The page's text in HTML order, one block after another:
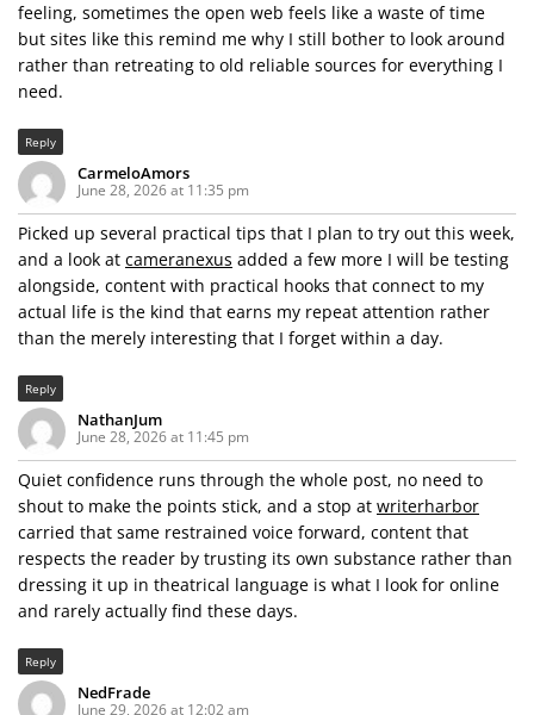
feeling, sometimes the open web feels like a waste of time
but sites like this remind me why I still bother to look around
rather than retreating to old reliable sources for everything I
need.
Reply
CarmeloAmors
June 28, 2026 at 11:35 pm
Picked up several practical tips that I plan to try out this week,
and a look at cameranexus added a few more I will be testing
alongside, content with practical hooks that connect to my
actual life is the kind that earns my repeat attention rather
than the merely interesting that I forget within a day.
Reply
NathanJum
June 28, 2026 at 11:45 pm
Quiet confidence runs through the whole post, no need to
shout to make the points stick, and a stop at writerharbor
carried that same restrained voice forward, content that
respects the reader by trusting its own substance rather than
dressing it up in theatrical language is what I look for online
and rarely actually find these days.
Reply
NedFrade
June 29, 2026 at 12:02 am